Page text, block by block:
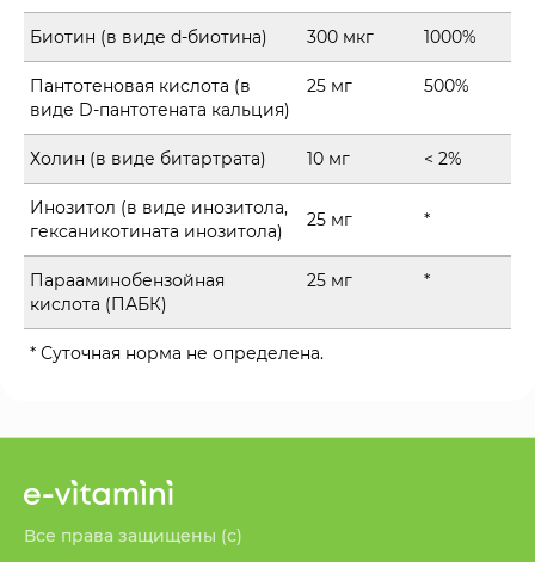
Биотин (в виде d-биотина) 300 мкг 1000%
Пантотеновая кислота (в
виде D-пантотената кальция)
25 мг 500%
Холин (в виде битартрата) 10 мг < 2%
Инозитол (в виде инозитола,
гексаникотината инозитола)
25 мг *
Парааминобензойная
кислота (ПАБК)
25 мг *
* Суточная норма не определена.
Все права защищены (с)